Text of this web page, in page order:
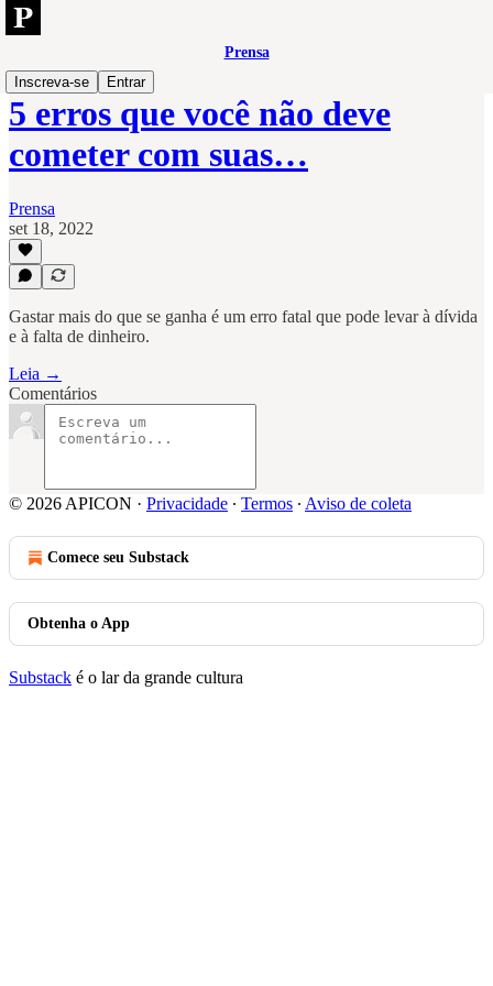
Prensa
Inscreva-se
Entrar
5 erros que você não deve
cometer com suas…
Prensa
set 18, 2022
Gastar mais do que se ganha é um erro fatal que pode levar à dívida
e à falta de dinheiro.
Leia →
Comentários
© 2026 APICON · Privacidade ∙ Termos ∙ Aviso de coleta
Comece seu Substack
Obtenha o App
Substack é o lar da grande cultura